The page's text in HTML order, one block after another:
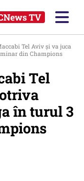
TV
Tel Aviv și va juca
din Champions
Tel
în turul 3